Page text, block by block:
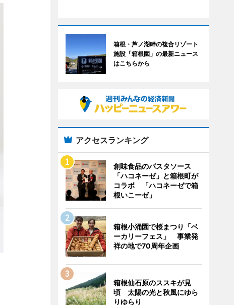
箱根・芦ノ湖畔の複合リゾート
施設「箱根園」の最新ニュース
はこちらから
アクセスランキング
創味食品のパスタソース
「ハコネーゼ」と箱根町が
コラボ 「ハコネーゼで箱
根いこーゼ」
箱根小涌園で桜まつり「ベ
ーカリーフェス」 事業発
祥の地で70周年企画
箱根仙石原のススキが見
頃 太陽の光と秋風にゆら
りゆらり